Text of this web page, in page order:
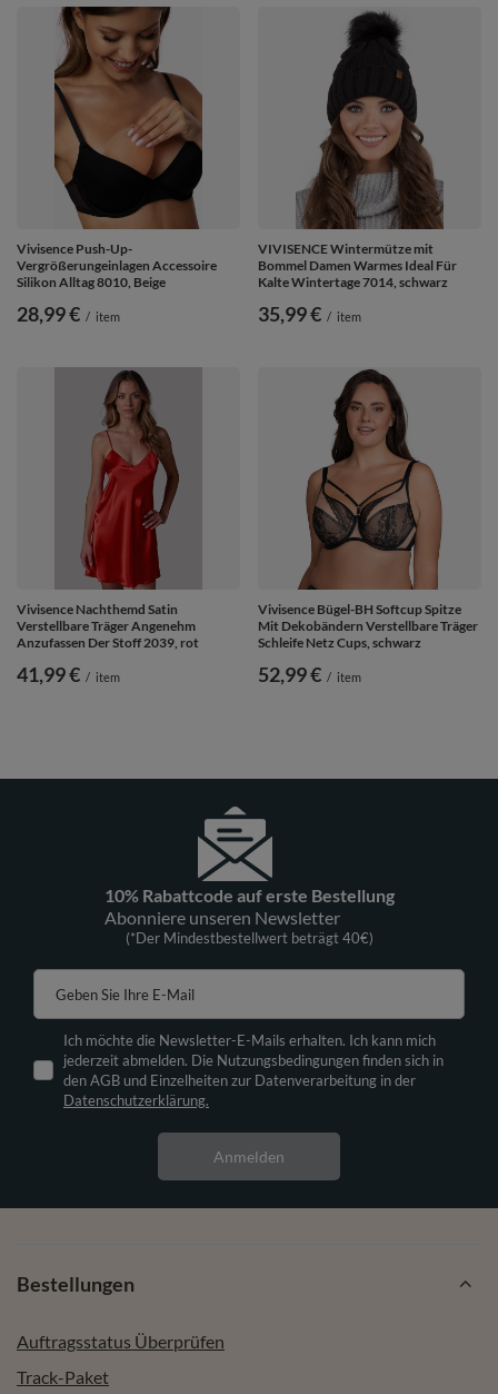
Vivisence Push-Up-
Vergrößerungeinlagen Accessoire
Silikon Alltag 8010, Beige
28,99 € / item
VIVISENCE Wintermütze mit
Bommel Damen Warmes Ideal Für
Kalte Wintertage 7014, schwarz
35,99 € / item
Vivisence Nachthemd Satin
Verstellbare Träger Angenehm
Anzufassen Der Stoff 2039, rot
41,99 € / item
Vivisence Bügel-BH Softcup Spitze
Mit Dekobändern Verstellbare Träger
Schleife Netz Cups, schwarz
52,99 € / item
10% Rabattcode auf erste Bestellung
Abonniere unseren Newsletter
(*Der Mindestbestellwert beträgt 40€)
Geben Sie Ihre E-Mail
Ich möchte die Newsletter-E-Mails erhalten. Ich kann mich
jederzeit abmelden. Die Nutzungsbedingungen finden sich in
den AGB und Einzelheiten zur Datenverarbeitung in der
Datenschutzerklärung.
Anmelden
Bestellungen
Auftragsstatus Überprüfen
Track-Paket